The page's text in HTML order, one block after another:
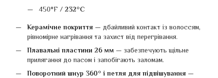
450°F / 232°C
Керамічне покриття — дбайливий контакт із волоссям,
рівномірне нагрівання та захист від перегрівання.
Плавальні пластини 26 мм — забезпечують щільне
прилягання до пасом і запобігають заломам.
Поворотний шнур 360° і петля для підвішування —